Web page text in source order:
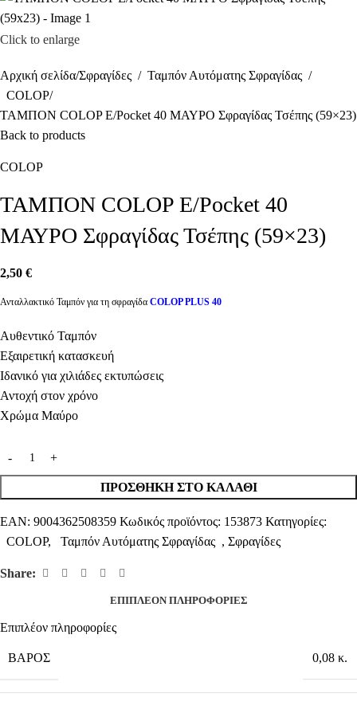
Click to enlarge
Αρχική σελίδα Σφραγίδες
Ταμπόν Αυτόματης Σφραγίδας
COLOP
ΤΑΜΠΟΝ COLOP E/Pocket 40 ΜΑΥΡΟ Σφραγίδας Τσέπης (59×23)
Back to products
COLOP
ΤΑΜΠΟΝ COLOP E/Pocket 40
ΜΑΥΡΟ Σφραγίδας Τσέπης (59×23)
2,50 €
Ανταλλακτικό Ταμπόν για τη σφραγίδα COLOP PLUS 40
Αυθεντικό Ταμπόν
Εξαιρετική κατασκευή
Ιδανικό για χιλιάδες εκτυπώσεις
Αντοχή στον χρόνο
Χρώμα Μαύρο
ΠΡΟΣΘΉΚΗ ΣΤΟ ΚΑΛΆΘΙ
EAN: 9004362508359 Κωδικός προϊόντος: 153873 Κατηγορίες:
COLOP, Ταμπόν Αυτόματης Σφραγίδας , Σφραγίδες
Share:
ΕΠΙΠΛΈΟΝ ΠΛΗΡΟΦΟΡΊΕΣ
Επιπλέον πληροφορίες
ΒΆΡΟΣ 0,08 κ.